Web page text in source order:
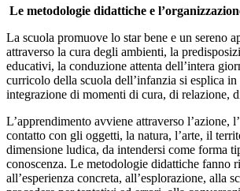
Le metodologie didattiche e
La scuola promuove lo star bene e un sereno
attraverso la cura degli ambienti, la
educativi, la conduzione attenta dell’intera
curricolo della scuola dell’infanzia si esplica in
integrazione di momenti di cura, di relazione,
L’apprendimento avviene attraverso l’azione,
contatto con gli oggetti, la natura, l’arte, il
dimensione ludica, da intendersi come forma
conoscenza. Le metodologie didattiche fanno
all’esperienza concreta, all’esplorazione, alla